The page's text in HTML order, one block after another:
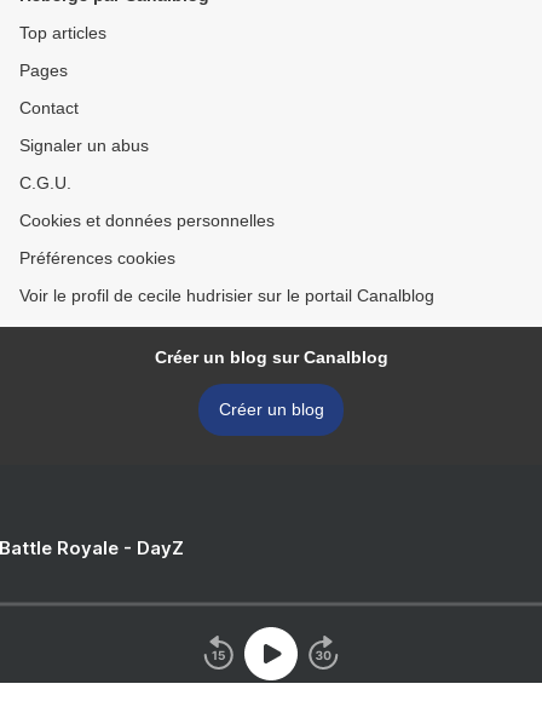
Top articles
Pages
Contact
Signaler un abus
C.G.U.
Cookies et données personnelles
Préférences cookies
Voir le profil de cecile hudrisier sur le portail Canalblog
Créer un blog sur Canalblog
Créer un blog
Royale - DayZ